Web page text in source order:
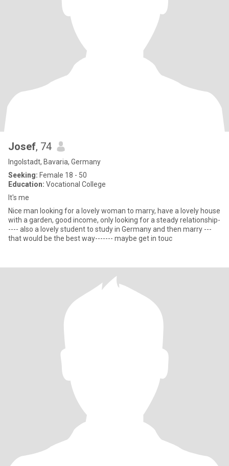
Josef, 74
Ingolstadt, Bavaria, Germany
Seeking: Female 18 - 50
Education: Vocational College
It's me
Nice man looking for a lovely woman to marry, have a lovely house
with a garden, good income, only looking for a steady relationship-
---- also a lovely student to study in Germany and then marry ---
that would be the best way------- maybe get in touc